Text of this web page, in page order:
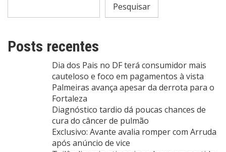
Pesquisar
Posts recentes
Dia dos Pais no DF terá consumidor mais
cauteloso e foco em pagamentos à vista
Palmeiras avança apesar da derrota para o
Fortaleza
Diagnóstico tardio dá poucas chances de
cura do câncer de pulmão
Exclusivo: Avante avalia romper com Arruda
após anúncio de vice